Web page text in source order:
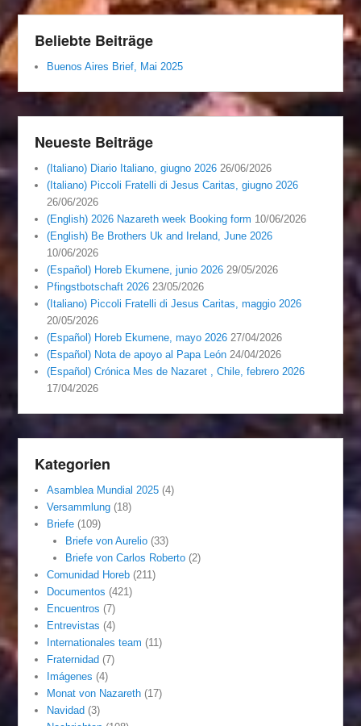
Beliebte Beiträge
Buenos Aires Brief, Mai 2025
Neueste Beiträge
(Italiano) Diario Italiano, giugno 2026 26/06/2026
(Italiano) Piccoli Fratelli di Jesus Caritas, giugno 2026
26/06/2026
(English) 2026 Nazareth week Booking form 10/06/2026
(English) Be Brothers Uk and Ireland, June 2026
10/06/2026
(Español) Horeb Ekumene, junio 2026 29/05/2026
Pfingstbotschaft 2026 23/05/2026
(Italiano) Piccoli Fratelli di Jesus Caritas, maggio 2026
20/05/2026
(Español) Horeb Ekumene, mayo 2026 27/04/2026
(Español) Nota de apoyo al Papa León 24/04/2026
(Español) Crónica Mes de Nazaret , Chile, febrero 2026
17/04/2026
Kategorien
Asamblea Mundial 2025 (4)
Versammlung (18)
Briefe (109)
Briefe von Aurelio(33)
Briefe von Carlos Roberto(2)
Comunidad Horeb (211)
Documentos (421)
Encuentros (7)
Entrevistas (4)
Internationales team (11)
Fraternidad (7)
Imágenes (4)
Monat von Nazareth (17)
Navidad (3)